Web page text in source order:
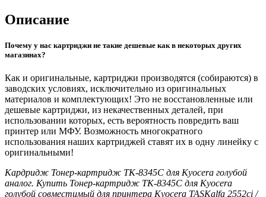
Описание
Почему у нас картриджи не такие дешевые как в некоторых других
магазинах?
Как и оригинальные, картриджи производятся (собираются) в
заводских условиях, исключительно из оригинальных
материалов и комплектующих! Это не восстановленные или
дешевые картриджи, из некачественных деталей, при
использовании которых, есть вероятность повредить ваш
принтер или МФУ. Возможность многократного
использования наших картриджей ставят их в одну линейку с
оригинальными!
Кардридж Тонер-картридж TK-8345C для Kyocera голубой
аналог. Купить Тонер-картридж TK-8345C для Kyocera
голубой совместимый для принтера Kyocera TASKalfa 2552ci /